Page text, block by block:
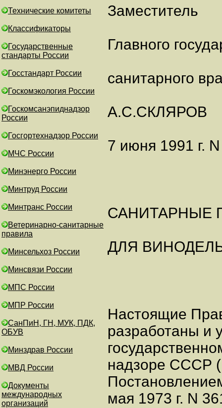
Технические комитеты
Классификаторы
Государственные
стандарты России
Госстандарт России
Госкомэкология России
Госкомсанэпиднадзор
России
Госгортехнадзор России
МЧС России
Минэнерго России
Минтруд России
Минтранс России
Ветеринарно-санитарные
правила
Минсельхоз России
Минсвязи России
МПС России
МПР России
СанПиН, ГН, МУК, ПДК,
ОБУВ
Минздрав России
МВД России
Документы
международных
организаций
Заместитель
Главного
санитарного
А.С.СКЛЯРОВ
7 июня 1991 г.
САНИТАРНЫЕ
ДЛЯ
Настоящие
разработаны и
надзоре СССР
мая 1973 г. N